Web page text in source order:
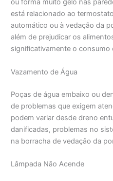
ou forma muito gelo nas
está relacionado ao
automático ou à vedação da
além de prejudicar os
significativamente o consumo
Vazamento de Água
Poças de água embaixo ou
de problemas que exigem
podem variar desde dreno
danificadas, problemas no
na borracha de vedação da
Lâmpada Não Acende